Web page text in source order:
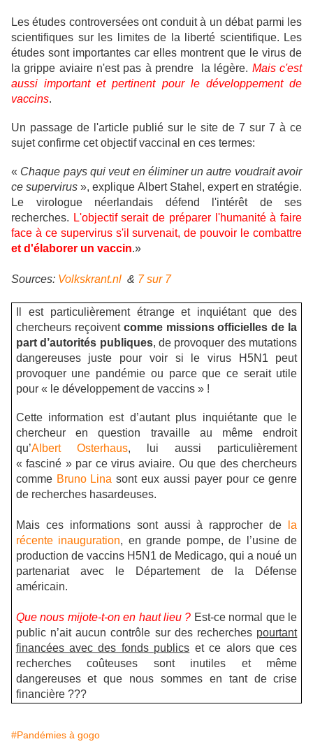
Les études controversées ont conduit à un débat parmi les
scientifiques sur les limites de la liberté scientifique. Les
études sont importantes car elles montrent que le virus de
la grippe aviaire n'est pas à prendre la légère. Mais c'est
aussi important et pertinent pour le développement de
vaccins.
Un passage de l'article publié sur le site de 7 sur 7 à ce
sujet confirme cet objectif vaccinal en ces termes:
« Chaque pays qui veut en éliminer un autre voudrait avoir
ce supervirus », explique Albert Stahel, expert en stratégie.
Le virologue néerlandais défend l'intérêt de ses
recherches. L'objectif serait de préparer l'humanité à faire
face à ce supervirus s'il survenait, de pouvoir le combattre
et d'élaborer un vaccin.»
Sources: Volkskrant.nl & 7 sur 7
Il est particulièrement étrange et inquiétant que des
chercheurs reçoivent comme missions officielles de la
part d’autorités publiques, de provoquer des mutations
dangereuses juste pour voir si le virus H5N1 peut
provoquer une pandémie ou parce que ce serait utile
pour « le développement de vaccins » !
Cette information est d’autant plus inquiétante que le
chercheur en question travaille au même endroit
qu’Albert Osterhaus, lui aussi particulièrement
« fasciné » par ce virus aviaire. Ou que des chercheurs
comme Bruno Lina sont eux aussi payer pour ce genre
de recherches hasardeuses.
Mais ces informations sont aussi à rapprocher de
la
récente inauguration, en grande pompe, de l’usine de
production de vaccins H5N1 de Medicago, qui a noué un
partenariat avec le Département de la Défense
américain.
Que nous mijote-t-on en haut lieu ? Est-ce normal que le
public n’ait aucun contrôle sur des recherches pourtant
financées avec des fonds publics et ce alors que ces
recherches coûteuses sont inutiles et même
dangereuses et que nous sommes en tant de crise
financière ???
#Pandémies à gogo